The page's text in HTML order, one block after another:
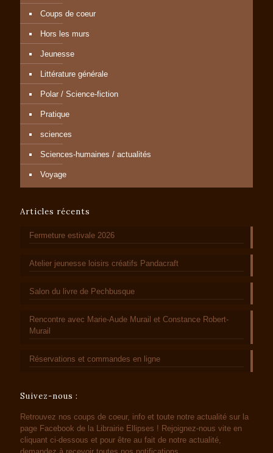
Coups de coeur
Hors les murs
Jeunesse
Littérature générale
Polar / Science-fiction
Pratique
sciences
Sciences-humaines / actualités
Voyage
Articles récents
Fermeture estivale 2026
Atelier jeunesse loisirs créatifs Pandacraft
Salon du livre de Pechbusque
Rencontre avec Marie-Aude Murail et Constance Robert-
Murail
Réservations et commandes en ligne
Suivez-nous :
Retrouvez nos coups de coeur, info et toute notre actualité sur la
page Facebook de la Librairie Ellipses ! Rejoignez-nous vite en
cliquant ci-dessous et pour être au fait de notre actualité,